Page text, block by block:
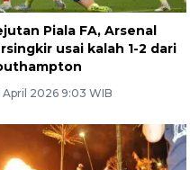
Piala FA, Arsenal
usai kalah 1-2 dari
April 2026 9:03 WIB